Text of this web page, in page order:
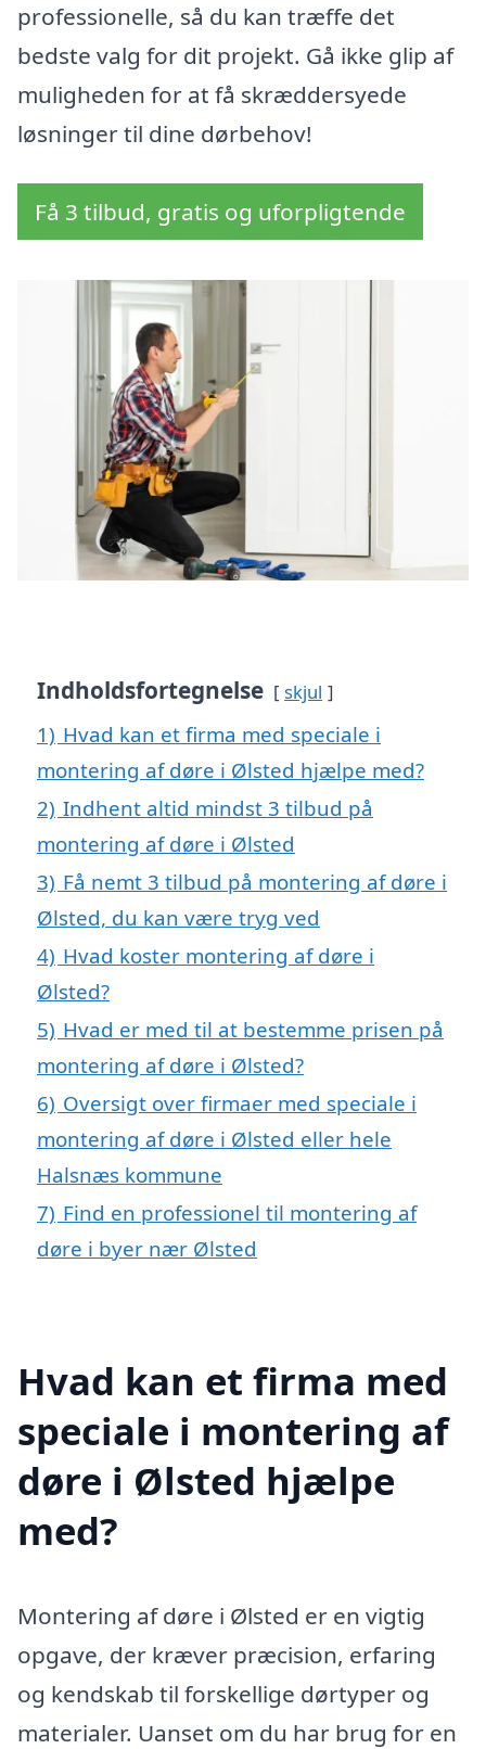
professionelle, så du kan træffe det
bedste valg for dit projekt. Gå ikke glip af
muligheden for at få skræddersyede
løsninger til dine dørbehov!
Få 3 tilbud, gratis og uforpligtende
Indholdsfortegnelse skjul
1) Hvad kan et firma med speciale i
montering af døre i Ølsted hjælpe med?
2) Indhent altid mindst 3 tilbud på
montering af døre i Ølsted
3) Få nemt 3 tilbud på montering af døre i
Ølsted, du kan være tryg ved
4) Hvad koster montering af døre i
Ølsted?
5) Hvad er med til at bestemme prisen på
montering af døre i Ølsted?
6) Oversigt over firmaer med speciale i
montering af døre i Ølsted eller hele
Halsnæs kommune
7) Find en professionel til montering af
døre i byer nær Ølsted
Hvad kan et firma med
speciale i montering af
døre i Ølsted hjælpe
med?
Montering af døre i Ølsted er en vigtig
opgave, der kræver præcision, erfaring
og kendskab til forskellige dørtyper og
materialer. Uanset om du har brug for en